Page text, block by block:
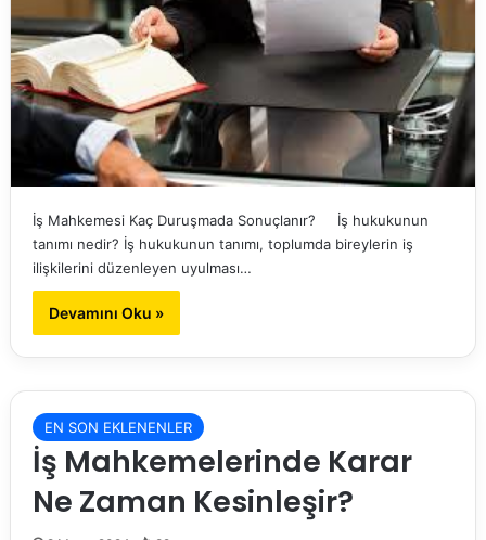
İş Mahkemesi Kaç Duruşmada Sonuçlanır? İş hukukunun
tanımı nedir? İş hukukunun tanımı, toplumda bireylerin iş
ilişkilerini düzenleyen uyulması…
Devamını Oku »
EN SON EKLENENLER
İş Mahkemelerinde Karar
Ne Zaman Kesinleşir?